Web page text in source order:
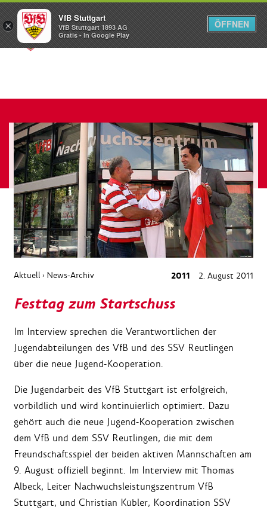
Menü
Aktuell › News-Archiv 2011 2. August 2011
Festtag zum Startschuss
Im Interview sprechen die Verantwortlichen der
Jugendabteilungen des VfB und des SSV Reutlingen
über die neue Jugend-Kooperation.
Die Jugendarbeit des VfB Stuttgart ist erfolgreich,
vorbildlich und wird kontinuierlich optimiert. Dazu
gehört auch die neue Jugend-Kooperation zwischen
dem VfB und dem SSV Reutlingen, die mit dem
Freundschaftsspiel der beiden aktiven Mannschaften am
9. August offiziell beginnt. Im Interview mit Thomas
Albeck, Leiter Nachwuchsleistungszentrum VfB
Stuttgart, und Christian Kübler, Koordination SSV
×
VfB Stuttgart
VfB Stuttgart 1893 AG
Gratis - In Google Play
ÖFFNEN